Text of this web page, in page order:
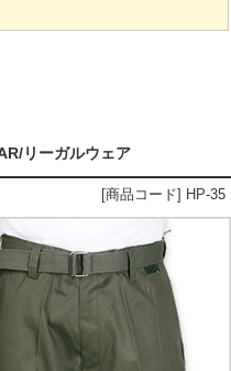
リーガルウェア
[商品コード] HP-35